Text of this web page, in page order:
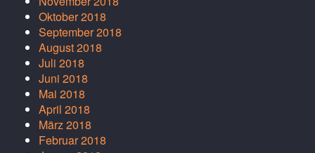
Oktober 2018
September 2018
August 2018
Juli 2018
Juni 2018
Mai 2018
April 2018
März 2018
Februar 2018